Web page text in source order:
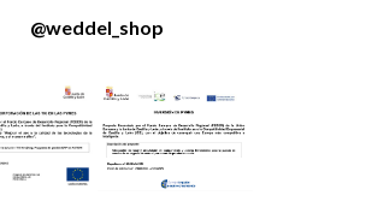
@weddel_shop